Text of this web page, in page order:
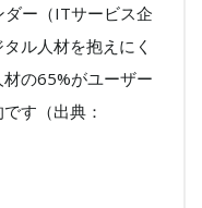
ー（ITサービス企
ル人材を抱えにく
の65%がユーザー
す（出典：